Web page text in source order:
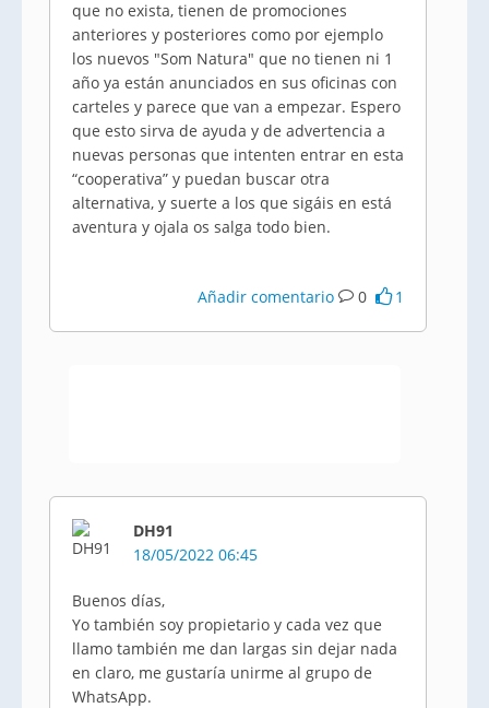
que no exista, tienen de promociones
anteriores y posteriores como por ejemplo
los nuevos "Som Natura" que no tienen ni 1
año ya están anunciados en sus oficinas con
carteles y parece que van a empezar. Espero
que esto sirva de ayuda y de advertencia a
nuevas personas que intenten entrar en esta
“cooperativa” y puedan buscar otra
alternativa, y suerte a los que sigáis en está
aventura y ojala os salga todo bien.
Añadir comentario 0 1
DH91
18/05/2022 06:45
Buenos días,
Yo también soy propietario y cada vez que
llamo también me dan largas sin dejar nada
en claro, me gustaría unirme al grupo de
WhatsApp.